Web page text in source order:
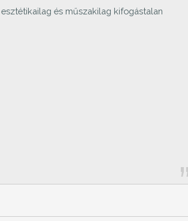
és műszakilag kifogástalan